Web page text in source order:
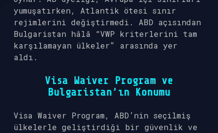
yumuşatırken, Atlantik ötesi sınır
rejimlerini değiştirmedi. ABD açısından
Bulgaristan hâlâ “VWP kriterlerini tam
karşılamayan ülkeler” arasında yer
aldı.
Visa Waiver Program ve
Bulgaristan’ın Konumu
Visa Waiver Program, ABD’nin seçilmiş
ülkelerle geliştirdiği bir güvenlik ve